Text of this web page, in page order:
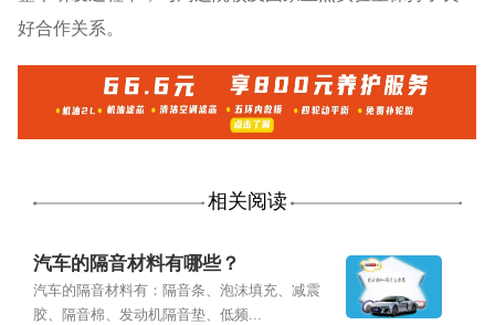
好合作关系。
相关阅读
汽车的隔音材料有哪些？
汽车的隔音材料有：隔音条、泡沫填充、减震
胶、隔音棉、发动机隔音垫、低频...